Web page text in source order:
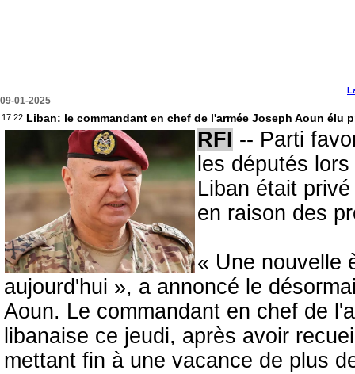
09-01-2025
17:22 Liban: le commandant en chef de l'armée Joseph Aoun élu
RFI -- Parti
les députés
Liban était
en raison des
« Une nouvelle
aujourd'hui », a annoncé le
Aoun. Le commandant en chef de
libanaise ce jeudi, après avoir
mettant fin à une vacance de plus